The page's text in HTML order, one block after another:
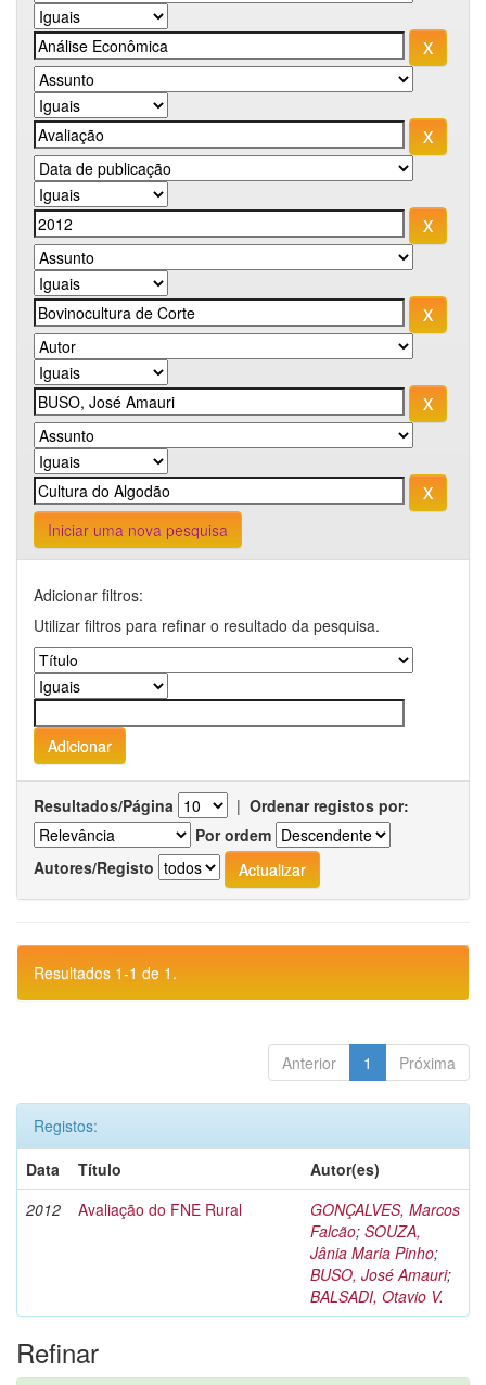
Iniciar uma nova pesquisa
Adicionar filtros:
Utilizar filtros para refinar o resultado da pesquisa.
Resultados/Página | Ordenar registos por:
Por ordem
Autores/Registo
Resultados 1-1 de 1.
Anterior 1 Próxima
Registos:
Data
Título
Autor(es)
2012
Avaliação do FNE Rural
GONÇALVES, Marcos
Falcão; SOUZA,
Jânia Maria Pinho;
BUSO, José Amauri;
BALSADI, Otavio V.
Refinar